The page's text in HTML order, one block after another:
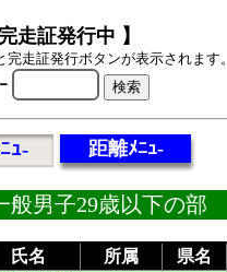
完走証発行中 】
走証発行ボタンが表示されます。
ｭ- 距離ﾒﾆｭ-
般男子29歳以下の部
氏名 所属 県名